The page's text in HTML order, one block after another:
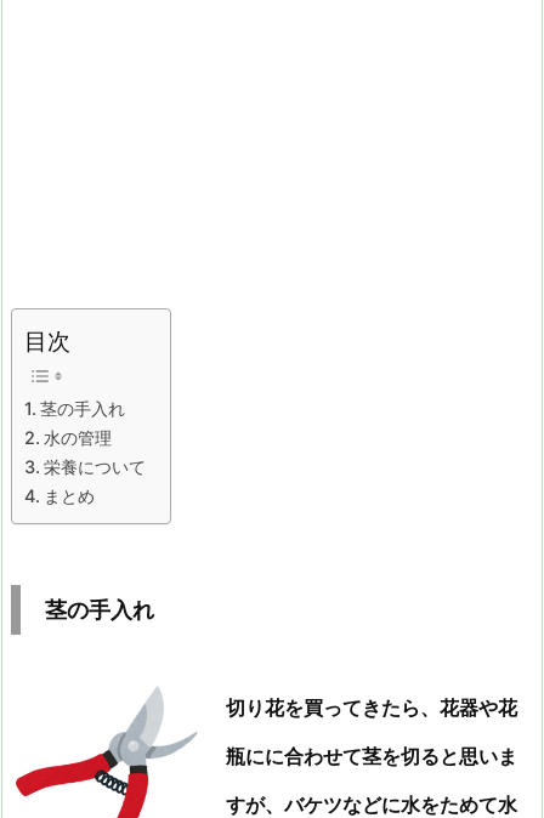
目次
茎の手入れ
水の管理
栄養について
まとめ
茎の手入れ
切り花を買ってきたら、花器や花
瓶にに合わせて茎を切ると思いま
すが、バケツなどに水をためて水